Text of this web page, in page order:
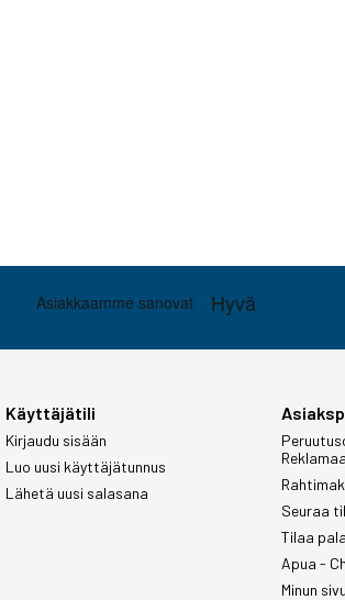
Käyttäjätili
Kirjaudu sisään
Luo uusi käyttäjätunnus
Lähetä uusi salasana
Seuraa
Tilaa
Apua -
Minun